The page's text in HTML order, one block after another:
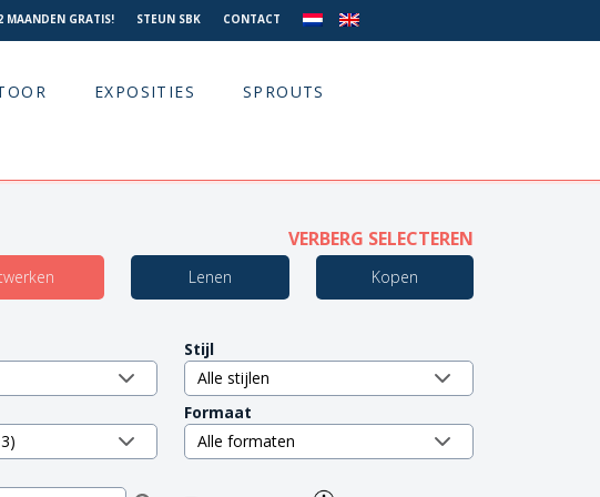
MAANDEN GRATIS! STEUN SBK CONTACT
EXPOSITIES SPROUTS
VERBERG SELECTEREN
Lenen Kopen
Stijl
Formaat